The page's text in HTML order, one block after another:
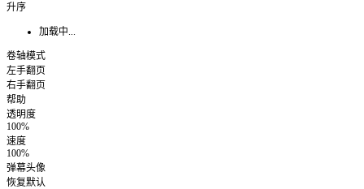
升序
加载中...
卷轴模式
左手翻页
右手翻页
帮助
透明度
100%
速度
100%
弹幕头像
恢复默认